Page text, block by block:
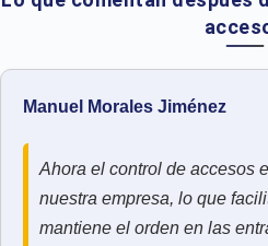
Manuel Morales Jiménez
Ahora el control de accesos
nuestra empresa, lo que
mantiene el orden en las